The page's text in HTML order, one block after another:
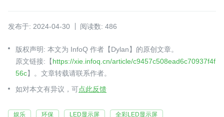
发布于: 2024-04-30 阅读数: 486
版权声明: 本文为 InfoQ 作者【Dylan】的原创文章。
原文链接:【https://xie.infoq.cn/article/c9457c508ead6c70937f4f
56c】。文章转载请联系作者。
如对本文有异议，可点此反馈
娱乐 环保 LED显示屏 全彩LED显示屏